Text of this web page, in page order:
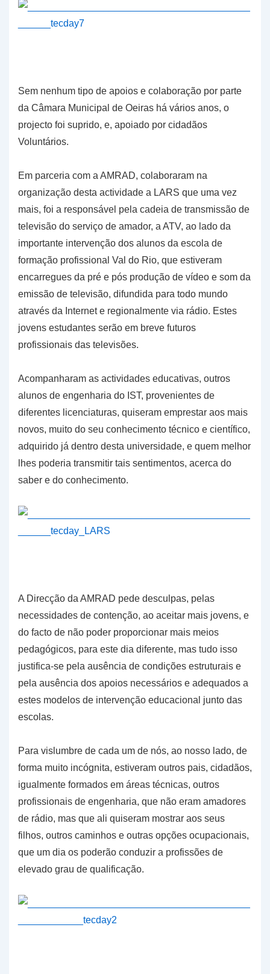
Sem nenhum tipo de apoios e colaboração por parte
da Câmara Municipal de Oeiras há vários anos, o
projecto foi suprido, e, apoiado por cidadãos
Voluntários.
Em parceria com a AMRAD, colaboraram na
organização desta actividade a LARS que uma vez
mais, foi a responsável pela cadeia de transmissão de
televisão do serviço de amador, a ATV, ao lado da
importante intervenção dos alunos da escola de
formação profissional Val do Rio, que estiveram
encarregues da pré e pós produção de vídeo e som da
emissão de televisão, difundida para todo mundo
através da Internet e regionalmente via rádio. Estes
jovens estudantes serão em breve futuros
profissionais das televisões.
Acompanharam as actividades educativas, outros
alunos de engenharia do IST, provenientes de
diferentes licenciaturas, quiseram emprestar aos mais
novos, muito do seu conhecimento técnico e científico,
adquirido já dentro desta universidade, e quem melhor
lhes poderia transmitir tais sentimentos, acerca do
saber e do conhecimento.
A Direcção da AMRAD pede desculpas, pelas
necessidades de contenção, ao aceitar mais jovens, e
do facto de não poder proporcionar mais meios
pedagógicos, para este dia diferente, mas tudo isso
justifica-se pela ausência de condições estruturais e
pela ausência dos apoios necessários e adequados a
estes modelos de intervenção educacional junto das
escolas.
Para vislumbre de cada um de nós, ao nosso lado, de
forma muito incógnita, estiveram outros pais, cidadãos,
igualmente formados em áreas técnicas, outros
profissionais de engenharia, que não eram amadores
de rádio, mas que ali quiseram mostrar aos seus
filhos, outros caminhos e outras opções ocupacionais,
que um dia os poderão conduzir a profissões de
elevado grau de qualificação.